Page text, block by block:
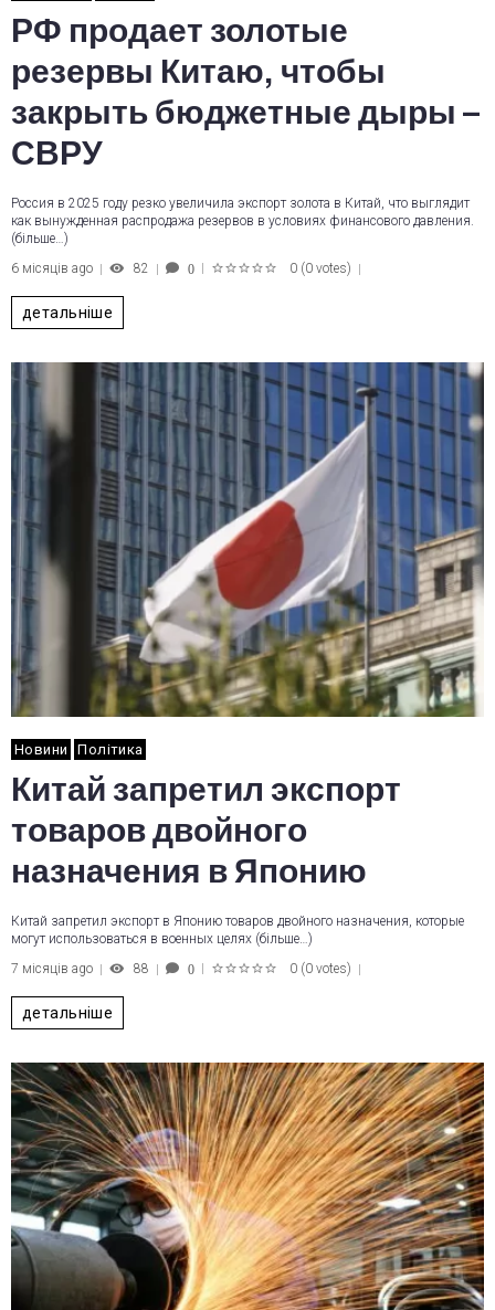
РФ продает золотые
резервы Китаю, чтобы
закрыть бюджетные дыры –
СВРУ
Россия в 2025 году резко увеличила экспорт золота в Китай, что выглядит
как вынужденная распродажа резервов в условиях финансового давления.
(більше…)
6 місяців ago
82 0 0 (0 votes)
детальніше
Новини Політика
Китай запретил экспорт
товаров двойного
назначения в Японию
Китай запретил экспорт в Японию товаров двойного назначения, которые
могут использоваться в военных целях (більше…)
7 місяців ago
88 0 0 (0 votes)
детальніше